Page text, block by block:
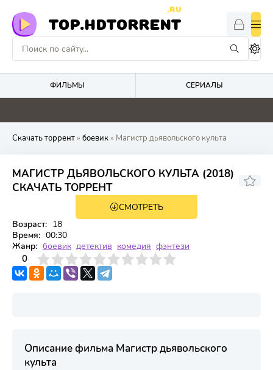
TOP.HDTORRENT
.RU
ФИЛЬМЫ СЕРИАЛЫ
0 0 0 0
Скачать торрент» боевик» Магистр дьявольского культа
МАГИСТР ДЬЯВОЛЬСКОГО КУЛЬТА (2018)
СКАЧАТЬ ТОРРЕНТ
WEB-DL, WEBRip
3 сезон 12 серияСМОТРЕТЬ
Возраст: 18
Время: 00:30
Жанр: боевик детектив комедия фэнтези
0
4 6 7 8 9 10
Описание фильма Магистр дьявольского
культа